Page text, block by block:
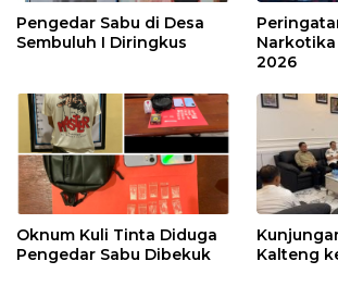
Pengedar Sabu di Desa
Sembuluh I Diringkus
2026
Oknum Kuli Tinta Diduga
Pengedar Sabu Dibekuk
Kalteng